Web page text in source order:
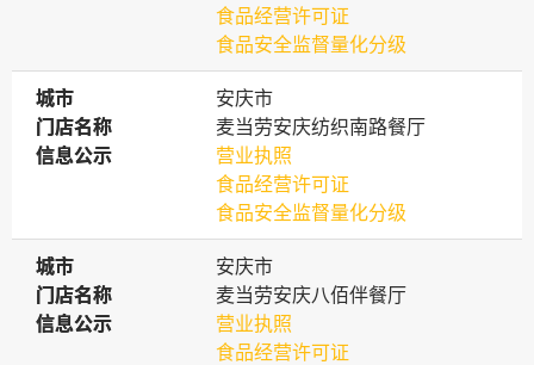
食品经营许可证
食品安全监督量化分级
城市
城市
安庆市
门店名称
门店名称
麦当劳安庆纺织南路餐厅
信息公示
信息公示
营业执照
食品经营许可证
食品安全监督量化分级
城市
城市
安庆市
门店名称
门店名称
麦当劳安庆八佰伴餐厅
信息公示
信息公示
营业执照
食品经营许可证